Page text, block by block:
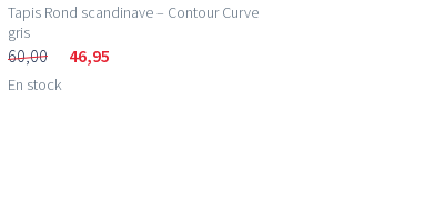
Tapis Rond scandinave – Contour Curve
gris
60,00 46,95
En stock